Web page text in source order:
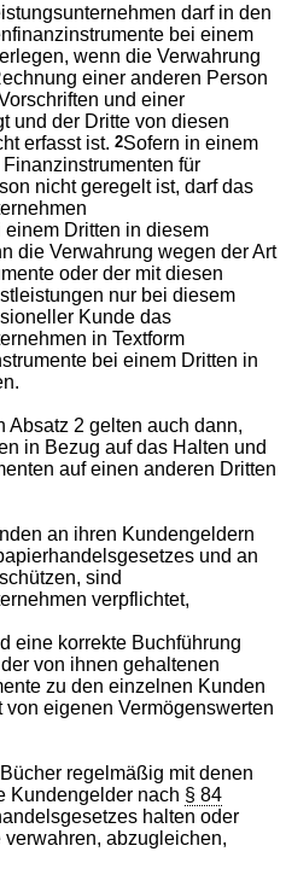
darf in den
bei einem
wenn die Verwahrung
einer anderen Person
und einer
und der Dritte von diesen
erfasst ist.2Sofern in einem
für
nicht geregelt ist, darf das
Dritten in diesem
die Verwahrung wegen der Art
oder der mit diesen
nur bei diesem
Kunde das
in Textform
bei einem Dritten in
Absatz 2 gelten auch dann,
in Bezug auf das Halten und
auf einen anderen Dritten
an ihren Kundengeldern
und an
sind
verpflichtet,
eine korrekte Buchführung
von ihnen gehaltenen
zu den einzelnen Kunden
eigenen Vermögenswerten
regelmäßig mit denen
Kundengelder nach § 84
halten oder
abzugleichen,